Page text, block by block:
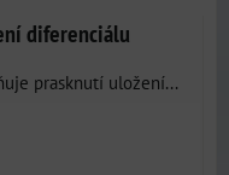
diferenciálu
prasknutí uložení...